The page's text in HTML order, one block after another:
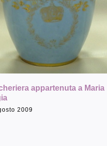
appartenuta a Maria
2009